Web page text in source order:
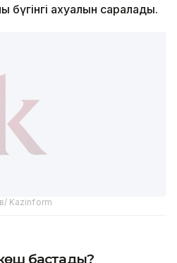
бүгінгі ахуалын саралады.
Kazinform
көш бастады?